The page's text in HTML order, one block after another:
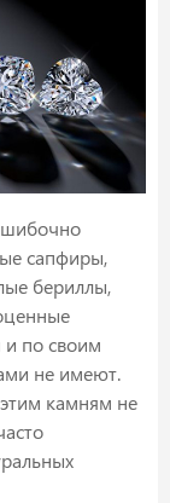
сапфиры,
бериллы,
по своим
не имеют.
камням не